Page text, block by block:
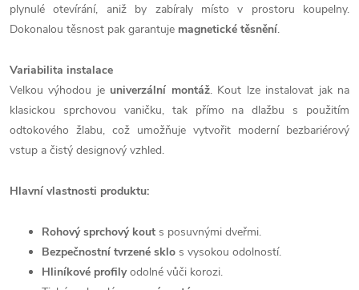
plynulé otevírání, aniž by zabíraly místo v prostoru koupelny.
Dokonalou těsnost pak garantuje magnetické těsnění.
Variabilita instalace
Velkou výhodou je univerzální montáž. Kout lze instalovat jak na
klasickou sprchovou vaničku, tak přímo na dlažbu s použitím
odtokového žlabu, což umožňuje vytvořit moderní bezbariérový
vstup a čistý designový vzhled.
Hlavní vlastnosti produktu:
Rohový sprchový kout s posuvnými dveřmi.
Bezpečnostní tvrzené sklo s vysokou odolností.
Hliníkové profilyodolné vůči korozi.